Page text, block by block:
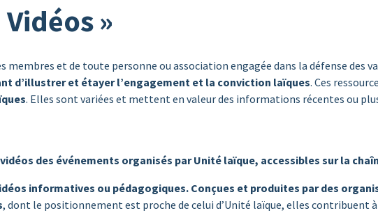
»
membres et de toute personne ou association engagée dans la défense des
d’illustrer et étayer l’engagement et la conviction laïques. Ces
. Elles sont variées et mettent en valeur des informations récentes ou
des événements organisés par Unité laïque, accessibles sur la
informatives ou pédagogiques. Conçues et produites par des
, dont le positionnement est proche de celui d’Unité laïque, elles contribuent